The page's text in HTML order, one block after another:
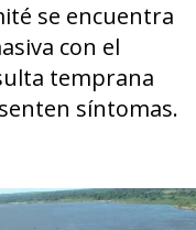
se encuentra
con el
temprana
síntomas.